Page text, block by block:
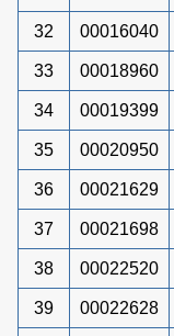
32 00016040
33 00018960
34 00019399
35 00020950
36 00021629
37 00021698
38 00022520
39 00022628